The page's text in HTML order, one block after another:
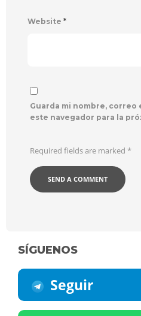
Website *
Guarda mi nombre,
este navegador para la
Required fields are marked *
SÍGUENOS
Seguir